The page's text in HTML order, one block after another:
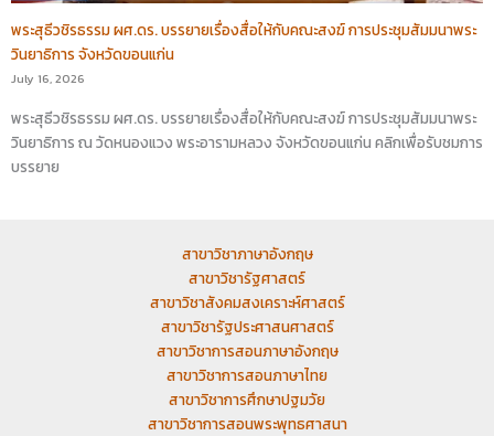
พระสุธีวชิรธรรม ผศ.ดร. บรรยายเรื่องสื่อให้กับคณะสงฆ์ การประชุมสัมมนาพระ
วินยาธิการ จังหวัดขอนแก่น
July 16, 2026
พระสุธีวชิรธรรม ผศ.ดร. บรรยายเรื่องสื่อให้กับคณะสงฆ์ การประชุมสัมมนาพระ
วินยาธิการ ณ วัดหนองแวง พระอารามหลวง จังหวัดขอนแก่น คลิกเพื่อรับชมการ
บรรยาย
สาขาวิชาภาษาอังกฤษ
สาขาวิชารัฐศาสตร์
สาขาวิชาสังคมสงเคราะห์ศาสตร์
สาขาวิชารัฐประศาสนศาสตร์
สาขาวิชาการสอนภาษาอังกฤษ
สาขาวิชาการสอนภาษาไทย
สาขาวิชาการศึกษาปฐมวัย
สาขาวิชาการสอนพระพุทธศาสนา